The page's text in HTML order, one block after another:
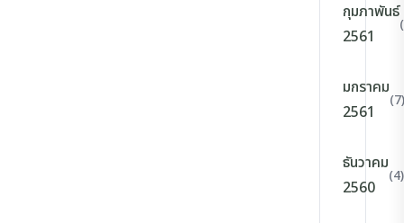
กุมภาพันธ์
2561
มกราคม
2561
(7)
ธันวาคม
2560
(4)